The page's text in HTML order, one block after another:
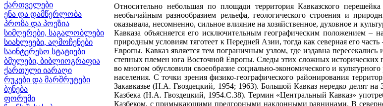
ქართველები
ენა და დამწერლობა
პროზა და პოეზია
სიმღერები, საგალობლები
სიახლეები, აღმოჩენები
საინტერესო სტატიები
ბმულები, ბიბლიოგრაფია
ქართული იარაღი
რუკები და მარშრუტები
ბუნება
ფორუმი
Относительно небольшая по площади территория Кавказского
необычайным разнообразием рельефа, геологического строения и
оказывала, несомненно, сильное влияние на хозяйственное, духовное и
Кавказа объясняется его исключительным географическим положением
природным условиям тяготеет к Передней Азии, тогда как северная его
Европы. Кавказ является тем пограничным узлом, где издавна
степных племен юга Восточной Европы. Следы этих сложных исторических
во многом обусловили своеобразие социально-экономического и
населения. С точки зрения физико-географического районирования
Закавказье (Н.А. Гвоздецкий, 1954; 1963). Большой Кавказ нередко делят
Казбека (Н.А. Гвоздецкий, 1954.С.38). Термин «Центральный Кавказ»
Казбеком, с примыкающими предгорными наклонными равнинами. В